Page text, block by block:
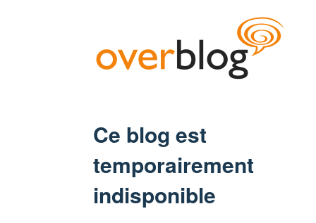
Ce blog est
temporairement
indisponible